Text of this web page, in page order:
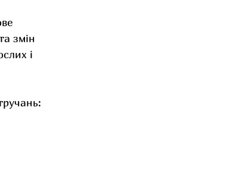
змін
і